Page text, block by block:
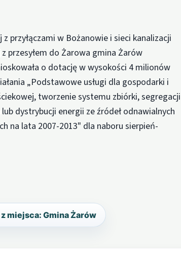
przyłączami w Bożanowie i sieci kanalizacji
przesyłem do Żarowa gmina Żarów
o dotację w wysokości 4 milionów
„Podstawowe usługi dla gospodarki i
tworzenie systemu zbiórki, segregacji
dystrybucji energii ze źródeł odnawialnych
na lata 2007-2013" dla naboru sierpień-
miejsca: Gmina Żarów